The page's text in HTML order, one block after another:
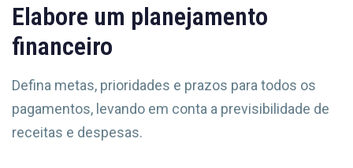
Elabore um planejamento
financeiro
Defina metas, prioridades e prazos para todos os
pagamentos, levando em conta a previsibilidade de
receitas e despesas.